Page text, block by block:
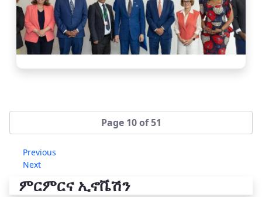
Page 10 of 51
Previous
Next
ምርምርና ኢኖቬሽን